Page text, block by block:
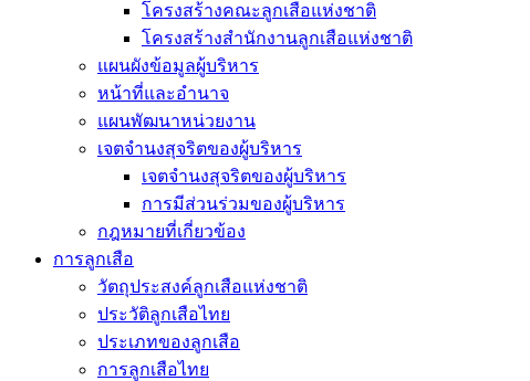
โครงสร้างคณะลูกเสือแห่งชาติ
โครงสร้างสำนักงานลูกเสือแห่งชาติ
แผนผังข้อมูลผู้บริหาร
หน้าที่และอำนาจ
แผนพัฒนาหน่วยงาน
เจตจำนงสุจริตของผู้บริหาร
เจตจำนงสุจริตของผู้บริหาร
การมีส่วนร่วมของผู้บริหาร
กฎหมายที่เกี่ยวข้อง
การลูกเสือ
วัตถุประสงค์ลูกเสือแห่งชาติ
ประวัติลูกเสือไทย
ประเภทของลูกเสือ
การลูกเสือไทย